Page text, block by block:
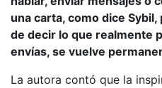
una carta, como dice
de decir lo que realmente
envías, se vuelve
La autora contó que la